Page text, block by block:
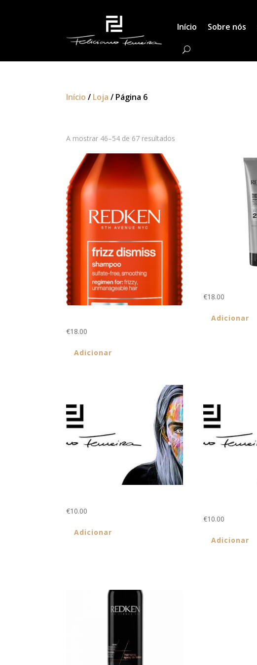
Início Sobre nós
Início / Loja / Página 6
A mostrar 46–54 de 67 resultados
€18.00
Adicionar
€18.00
Adicionar
€10.00
Adicionar
€10.00
Adicionar